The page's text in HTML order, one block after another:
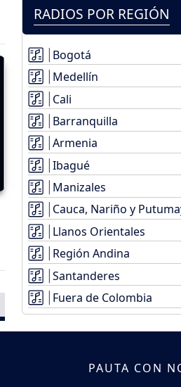
RADIOS POR REGIÓN
Bogotá
Medellín
Cali
Barranquilla
Armenia
Ibagué
Manizales
Cauca, Nariño y
Llanos Orientales
Región Andina
Santanderes
Fuera de Colombia
PAUTA CON